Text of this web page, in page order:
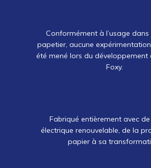
Conformément à l’usage dans
papetier, aucune expérimentation
été mené lors du développement
Foxy.
Fabriqué entièrement avec de
électrique renouvelable, de la
papier à sa